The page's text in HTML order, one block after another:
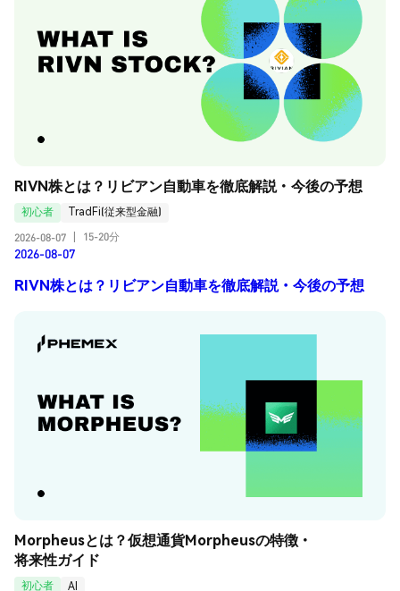
RIVN株とは？リビアン自動車を徹底解説・今後の予想
初心者
TradFi(従来型金融)
2026-08-07
15-20分
2026-08-07
RIVN株とは？リビアン自動車を徹底解説・今後の予想
Morpheusとは？仮想通貨Morpheusの特徴・
将来性ガイド
初心者
AI